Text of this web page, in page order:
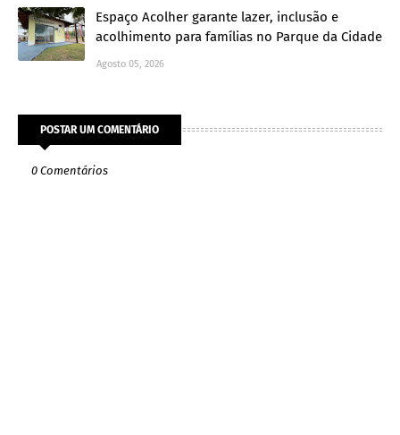
Espaço Acolher garante lazer, inclusão e
acolhimento para famílias no Parque da Cidade
Agosto 05, 2026
POSTAR UM COMENTÁRIO
0 Comentários